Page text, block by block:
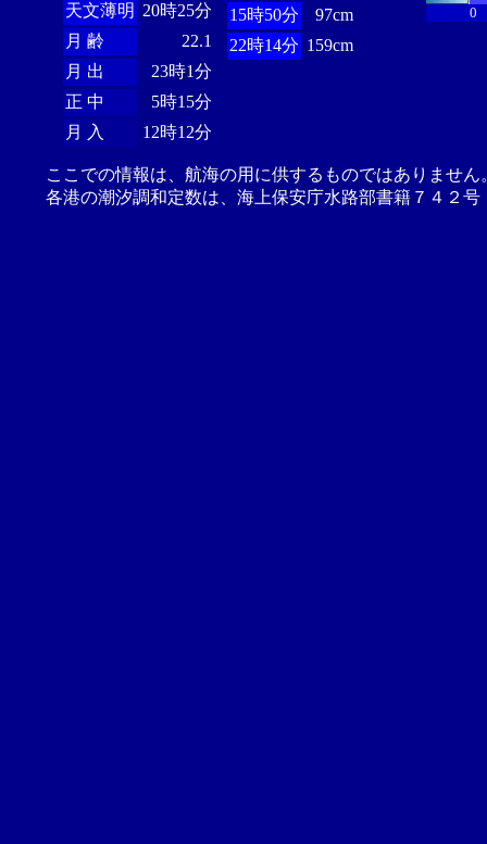
天文薄明 20時25分
月 齢
22.1
月 出
23時1分
正 中
5時15分
月 入
12時12分
15時50分
97cm
22時14分 159cm
0
ここでの情報は、航海の用に供するものではありませ
各港の潮汐調和定数は、海上保安庁水路部書籍７４２